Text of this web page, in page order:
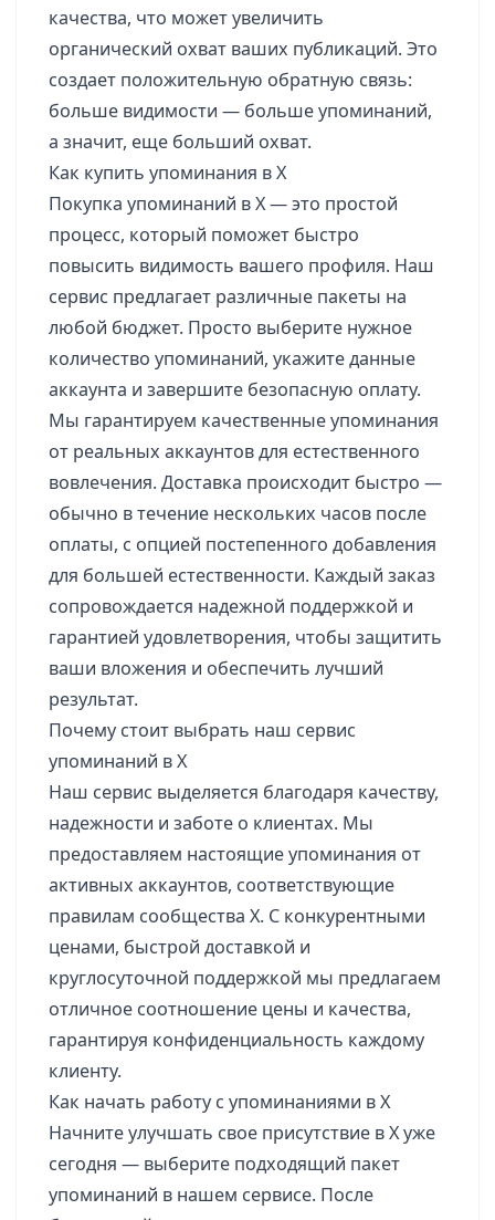
качества, что может увеличить
органический охват ваших публикаций. Это
создает положительную обратную связь:
больше видимости — больше упоминаний,
а значит, еще больший охват.
Как купить упоминания в X
Покупка упоминаний в X — это простой
процесс, который поможет быстро
повысить видимость вашего профиля. Наш
сервис предлагает различные пакеты на
любой бюджет. Просто выберите нужное
количество упоминаний, укажите данные
аккаунта и завершите безопасную оплату.
Мы гарантируем качественные упоминания
от реальных аккаунтов для естественного
вовлечения. Доставка происходит быстро —
обычно в течение нескольких часов после
оплаты, с опцией постепенного добавления
для большей естественности. Каждый заказ
сопровождается надежной поддержкой и
гарантией удовлетворения, чтобы защитить
ваши вложения и обеспечить лучший
результат.
Почему стоит выбрать наш сервис
упоминаний в X
Наш сервис выделяется благодаря качеству,
надежности и заботе о клиентах. Мы
предоставляем настоящие упоминания от
активных аккаунтов, соответствующие
правилам сообщества X. С конкурентными
ценами, быстрой доставкой и
круглосуточной поддержкой мы предлагаем
отличное соотношение цены и качества,
гарантируя конфиденциальность каждому
клиенту.
Как начать работу с упоминаниями в X
Начните улучшать свое присутствие в X уже
сегодня — выберите подходящий пакет
упоминаний в нашем сервисе. После